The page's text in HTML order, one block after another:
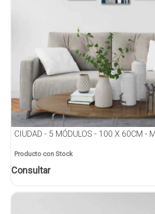
CIUDAD - 5 MÓDULOS - 100 X 60CM -
Producto con Stock
Consultar